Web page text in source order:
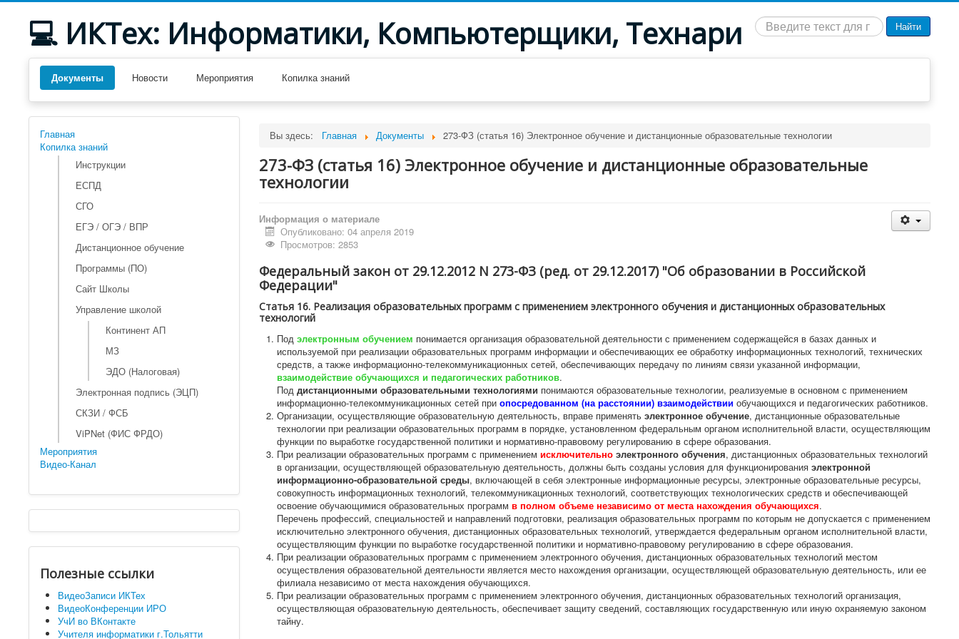
💻 ИКТех: Информатики, Компьютерщики, Технари Искать... Найти
Документы Новости Мероприятия Копилка знаний
Главная
Копилка знаний
Инструкции
ЕСПД
СГО
ЕГЭ / ОГЭ / ВПР
Дистанционное обучение
Программы (ПО)
Сайт Школы
Управление школой
Континент АП
МЗ
ЭДО (Налоговая)
Электронная подпись (ЭЦП)
СКЗИ / ФСБ
ViPNet (ФИС ФРДО)
Мероприятия
Видео-Канал
Полезные ссылки
ВидеоЗаписи ИКТех
ВидеоКонференции ИРО
УчИ во ВКонтакте
Учителя информатики г.Тольятти
Вы здесь: Главная Документы 273-ФЗ (статья 16) Электронное обучение и дистанционные образовательные технологии
273-ФЗ (статья 16) Электронное обучение и дистанционные образовательные
технологии
Информация о материале
Опубликовано: 04 апреля 2019
Просмотров: 2853
Федеральный закон от 29.12.2012 N 273-ФЗ (ред. от 29.12.2017) "Об образовании в Российской
Федерации"
Статья 16. Реализация образовательных программ с применением электронного обучения и дистанционных образовательных
технологий
Под электронным обучением понимается организация образовательной деятельности с применением содержащейся в базах данных и
используемой при реализации образовательных программ информации и обеспечивающих ее обработку информационных технологий, технических
средств, а также информационно-телекоммуникационных сетей, обеспечивающих передачу по линиям связи указанной информации,
взаимодействие обучающихся и педагогических работников.
Под дистанционными образовательными технологиями понимаются образовательные технологии, реализуемые в основном с применением
информационно-телекоммуникационных сетей при опосредованном (на расстоянии) взаимодействииобучающихся и педагогических работников.
Организации, осуществляющие образовательную деятельность, вправе применять электронное обучение, дистанционные образовательные
технологии при реализации образовательных программ в порядке, установленном федеральным органом исполнительной власти, осуществляющим
функции по выработке государственной политики и нормативно-правовому регулированию в сфере образования.
При реализации образовательных программ с применением исключительно электронного обучения, дистанционных образовательных технологий
в организации, осуществляющей образовательную деятельность, должны быть созданы условия для функционирования электронной
информационно-образовательной среды, включающей в себя электронные информационные ресурсы, электронные образовательные ресурсы,
совокупность информационных технологий, телекоммуникационных технологий, соответствующих технологических средств и обеспечивающей
освоение обучающимися образовательных программ в полном объеме независимо от места нахождения обучающихся.
Перечень профессий, специальностей и направлений подготовки, реализация образовательных программ по которым не допускается с применением
исключительно электронного обучения, дистанционных образовательных технологий, утверждается федеральным органом исполнительной власти,
осуществляющим функции по выработке государственной политики и нормативно-правовому регулированию в сфере образования.
При реализации образовательных программ с применением электронного обучения, дистанционных образовательных технологий местом
осуществления образовательной деятельности является место нахождения организации, осуществляющей образовательную деятельность, или ее
филиала независимо от места нахождения обучающихся.
При реализации образовательных программ с применением электронного обучения, дистанционных образовательных технологий организация,
осуществляющая образовательную деятельность, обеспечивает защиту сведений, составляющих государственную или иную охраняемую законом
тайну.